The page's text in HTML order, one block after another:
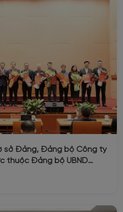
sở Đảng, Đảng bộ Công ty
thuộc Đảng bộ UBND
thuộc Đảng bộ phường